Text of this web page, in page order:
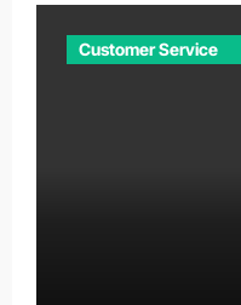
Customer Service